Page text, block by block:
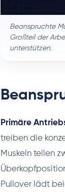
Beanspruchte
Großteil der
unterstützen.
Primäre
treiben die
Muskeln teilen
Pullover lädt